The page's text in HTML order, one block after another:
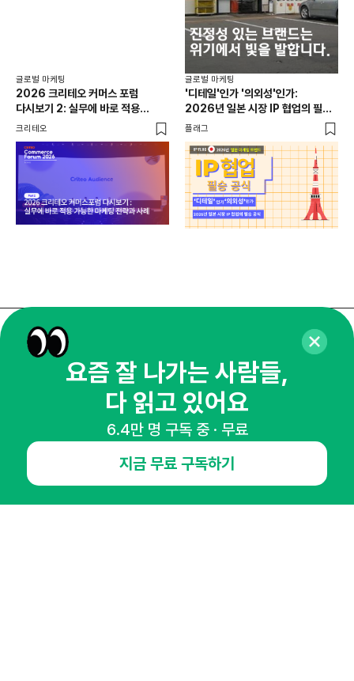
글로벌 마케팅
2026 크리테오 커머스 포럼
다시보기 2: 실무에 바로 적용
가능한 마케팅 전략과 사례
크리테오
글로벌 마케팅
'디테일'인가 '의외성'인가:
2026년 일본 시장 IP 협업의 필승
공식
플래그
매주 화요일 아침,
마케팅 감각을 깨워 드릴게요!
65,043명의 마케터를 성장시키는 뉴스레터
NHN AD
요즘 잘 나가는 사람들,
다 읽고 있어요
6.4만 명 구독 중 · 무료
지금 무료 구독하기